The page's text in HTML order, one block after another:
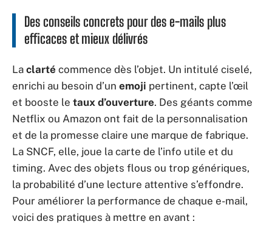
Des conseils concrets pour des e-mails plus
efficaces et mieux délivrés
La clarté commence dès l’objet. Un intitulé ciselé,
enrichi au besoin d’un emoji pertinent, capte l’œil
et booste le taux d’ouverture. Des géants comme
Netflix ou Amazon ont fait de la personnalisation
et de la promesse claire une marque de fabrique.
La SNCF, elle, joue la carte de l’info utile et du
timing. Avec des objets flous ou trop génériques,
la probabilité d’une lecture attentive s’effondre.
Pour améliorer la performance de chaque e-mail,
voici des pratiques à mettre en avant :